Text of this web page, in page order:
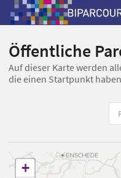
Öffentliche
Auf dieser Karte werden
die einen Startpunkt haben
+